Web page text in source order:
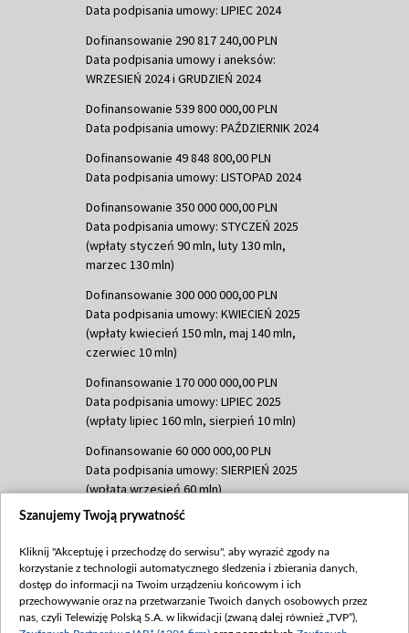
Data podpisania umowy: LIPIEC 2024
Dofinansowanie 290 817 240,00 PLN
Data podpisania umowy i aneksów:
WRZESIEŃ 2024 i GRUDZIEŃ 2024
Dofinansowanie 539 800 000,00 PLN
Data podpisania umowy: PAŹDZIERNIK 2024
Dofinansowanie 49 848 800,00 PLN
Data podpisania umowy: LISTOPAD 2024
Dofinansowanie 350 000 000,00 PLN
Data podpisania umowy: STYCZEŃ 2025
(wpłaty styczeń 90 mln, luty 130 mln,
marzec 130 mln)
Dofinansowanie 300 000 000,00 PLN
Data podpisania umowy: KWIECIEŃ 2025
(wpłaty kwiecień 150 mln, maj 140 mln,
czerwiec 10 mln)
Dofinansowanie 170 000 000,00 PLN
Data podpisania umowy: LIPIEC 2025
(wpłaty lipiec 160 mln, sierpień 10 mln)
Dofinansowanie 60 000 000,00 PLN
Data podpisania umowy: SIERPIEŃ 2025
(wpłata wrzesień 60 mln)
Dofinansowanie 635 783 051,21 PLN
(wpłata wrzesień 100 mln, październik 350
mln, listopad 265 mln)
Dofinansowanie 48 862 000,00 PLN
Data podpisania umowy: GRUDZIEŃ 2025
Szanujemy Twoją prywatność
Kliknij "Akceptuję i przechodzę do serwisu", aby wyrazić zgody na
korzystanie z technologii automatycznego śledzenia i zbierania danych,
dostęp do informacji na Twoim urządzeniu końcowym i ich
przechowywanie oraz na przetwarzanie Twoich danych osobowych przez
nas, czyli Telewizję Polską S.A. w likwidacji (zwaną dalej również „TVP”),